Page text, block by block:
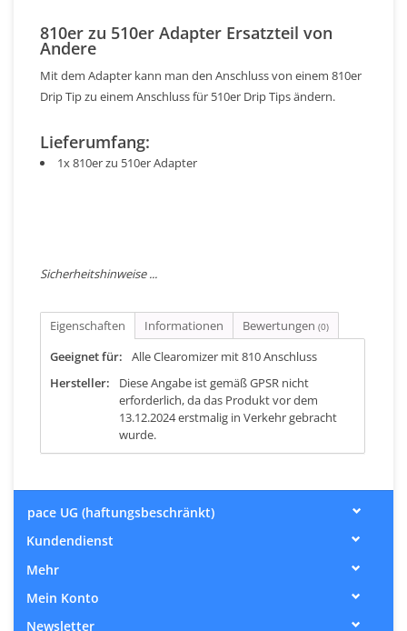
810er zu 510er Adapter Ersatzteil von
Andere
Mit dem Adapter kann man den Anschluss von einem 810er
Drip Tip zu einem Anschluss für 510er Drip Tips ändern.
Lieferumfang:
1x 810er zu 510er Adapter
Sicherheitshinweise ...
Eigenschaften Informationen Bewertungen (0)
Geeignet für:
Alle Clearomizer mit 810 Anschluss
Hersteller:
Diese Angabe ist gemäß GPSR nicht
erforderlich, da das Produkt vor dem
13.12.2024 erstmalig in Verkehr gebracht
wurde.
pace UG (haftungsbeschränkt)
Kundendienst
Mehr
Mein Konto
Newsletter